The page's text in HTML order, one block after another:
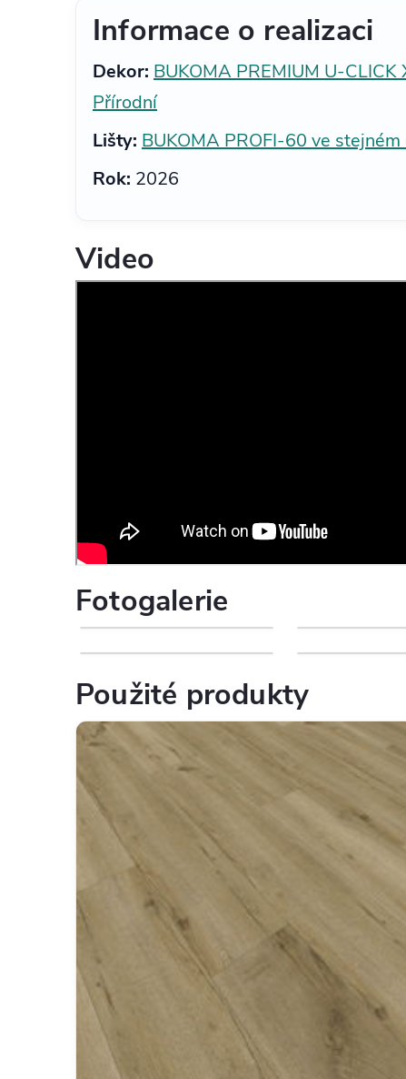
Informace o realizaci
Dekor: BUKOMA PREMIUM U-
Přírodní
Lišty: BUKOMA PROFI-60 ve stejném
Rok: 2026
Video
Fotogalerie
Použité produkty